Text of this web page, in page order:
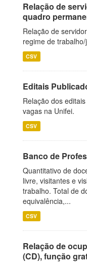
Relação de
quadro
Relação de
regime de
CSV
Editais
Relação dos
vagas na Unifei.
CSV
Banco de
Quantitativo de
livre, visitantes e
trabalho. Total de
equivalência,...
CSV
Relação de
(CD), função